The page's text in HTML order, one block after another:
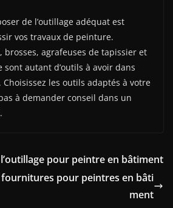
de l’outillage adéquat est
vos travaux de peinture.
brosses, agrafeuses de tapissier et
autant d’outils à avoir dans
les outils adaptés à votre
à demander conseil dans un
pour peintre en bâtiment
fournitures pour peintres en bâti
ment